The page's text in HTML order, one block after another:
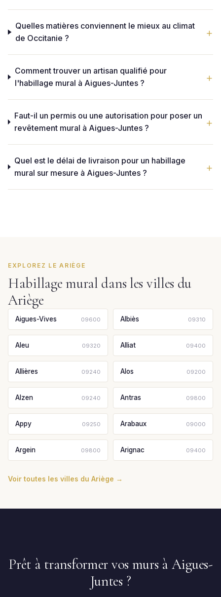
Quelles matières conviennent le mieux au climat
de Occitanie ?
Comment trouver un artisan qualifié pour
l'habillage mural à Aigues-Juntes ?
Faut-il un permis ou une autorisation pour poser un
revêtement mural à Aigues-Juntes ?
Quel est le délai de livraison pour un habillage
mural sur mesure à Aigues-Juntes ?
EXPLOREZ LE ARIÈGE
Habillage mural dans les villes du
Ariège
Aigues-Vives 09600 Albiès 09310
Aleu 09320 Alliat 09400
Allières 09240 Alos 09200
Alzen 09240 Antras 09800
Appy 09250 Arabaux 09000
Argein 09800 Arignac 09400
Voir toutes les villes du Ariège →
Prêt à transformer vos murs à Aigues-
Juntes ?